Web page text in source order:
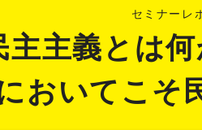
セミナーレ
主主義とは
おいてこそ